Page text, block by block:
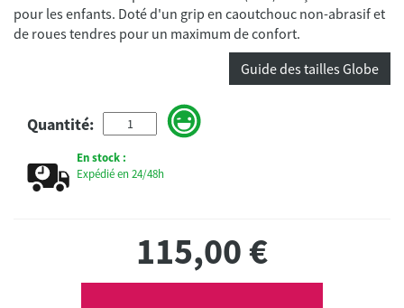
pour les enfants. Doté d'un grip en caoutchouc non-abrasif et
de roues tendres pour un maximum de confort.
Guide des tailles Globe
Quantité:
En stock :
Expédié en 24/48h
115,00€